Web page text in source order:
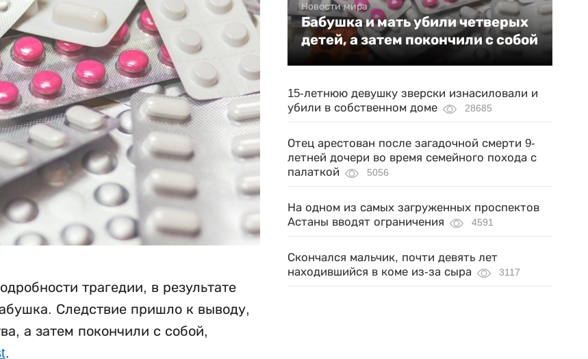
трагедии, в результате
Следствие пришло к выводу,
а затем покончили с собой,
.
Новости мира
Бабушка и мать убили четверых
детей, а затем покончили с собой
15-летнюю девушку зверски изнасиловали и
убили в собственном доме
28685
Отец арестован после загадочной смерти 9-
летней дочери во время семейного похода с
палаткой
5056
На одном из самых загруженных проспектов
Астаны вводят ограничения
4591
Скончался мальчик, почти девять лет
находившийся в коме из-за сыра
3117